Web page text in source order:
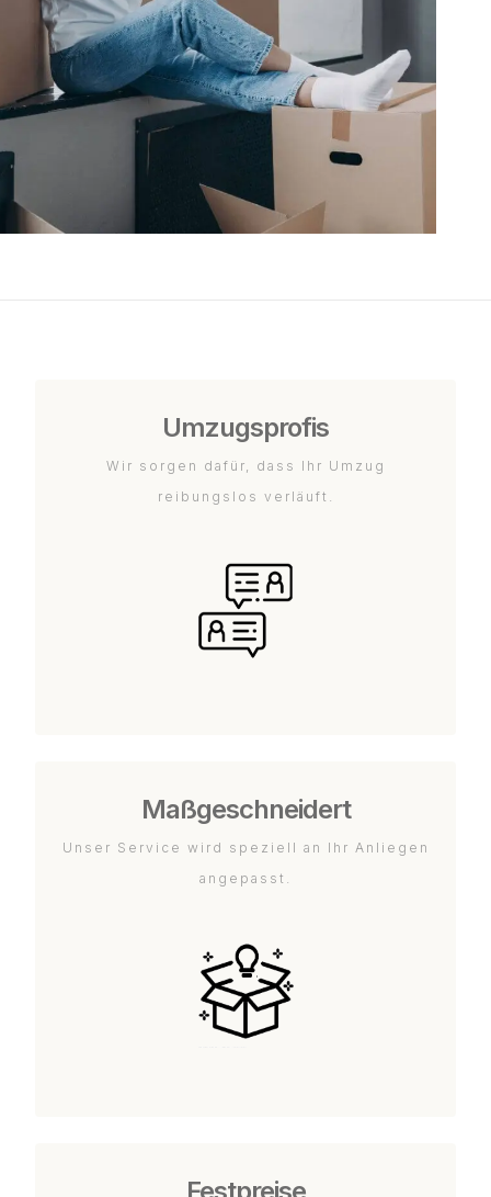
Umzugsprofis
Wir sorgen dafür, dass Ihr Umzug
reibungslos verläuft.
Maßgeschneidert
Unser Service wird speziell an Ihr Anliegen
angepasst.